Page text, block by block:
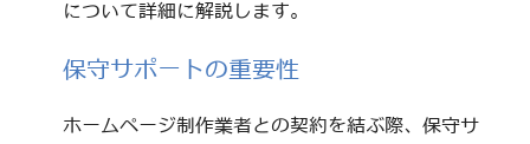
について詳細に解説します。
保守サポートの重要性
ホームページ制作業者との契約を結ぶ際、保守サ